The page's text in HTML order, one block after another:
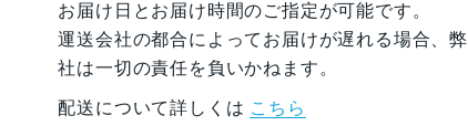
お届け日とお届け時間のご指定が可能です。
運送会社の都合によってお届けが遅れる場合、弊
社は一切の責任を負いかねます。
配送について詳しくは こちら